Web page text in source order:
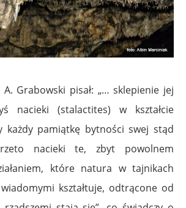
Grabowski pisał: „… sklepienie jej
nacieki (stalactites) w kształcie
każdy pamiątkę bytności swej stąd
nacieki te, zbyt powolnem
które natura w tajnikach
kształtuje, odtrącone od